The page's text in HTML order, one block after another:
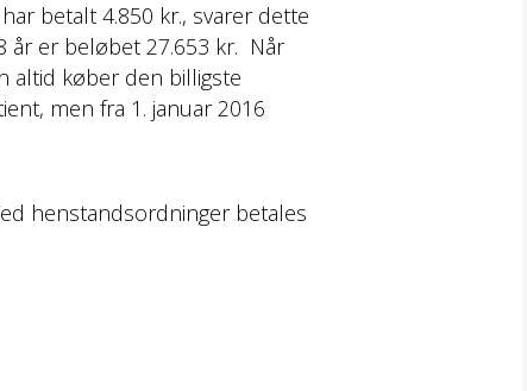
betalt 4.850 kr., svarer dette
år er beløbet 27.653 kr. Når
altid køber den billigste
men fra 1. januar 2016
henstandsordninger betales